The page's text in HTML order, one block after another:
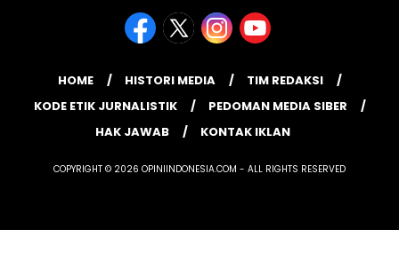
HOME HISTORI MEDIA
TIM REDAKSI
KODE ETIK JURNALISTIK
PEDOMAN MEDIA SIBER
HAK JAWAB
KONTAK IKLAN
COPYRIGHT © 2026 OPINIINDONESIA.COM - ALL RIGHTS RESERVED